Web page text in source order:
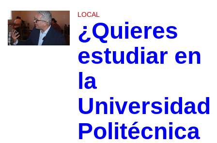
LOCAL
¿Quieres
estudiar en
la
Universidad
Politécnica